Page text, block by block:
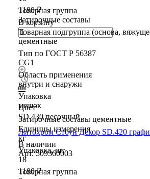
Товарная группа
Затирочные составы
Товарная подгруппа (основа,
цементные
Тип по ГОСТ Р 56387
CG1
Область применения
внутри и снаружи
Упаковка
мешок
Цвет
SD.430 песочный
Единицы измерения
кг
Упаковка, шт
18
Товарная группа
1190 ₽
В корзину
Затирочные составы цементные
Литохром Стоун Декор SD.420
В наличии
Арт.509360003
1190 ₽